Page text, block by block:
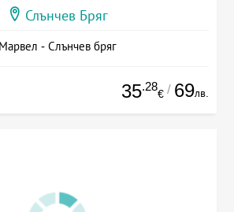
Слънчев Бряг
Марвел - Слънчев бряг
35.28
€ / 69лв.